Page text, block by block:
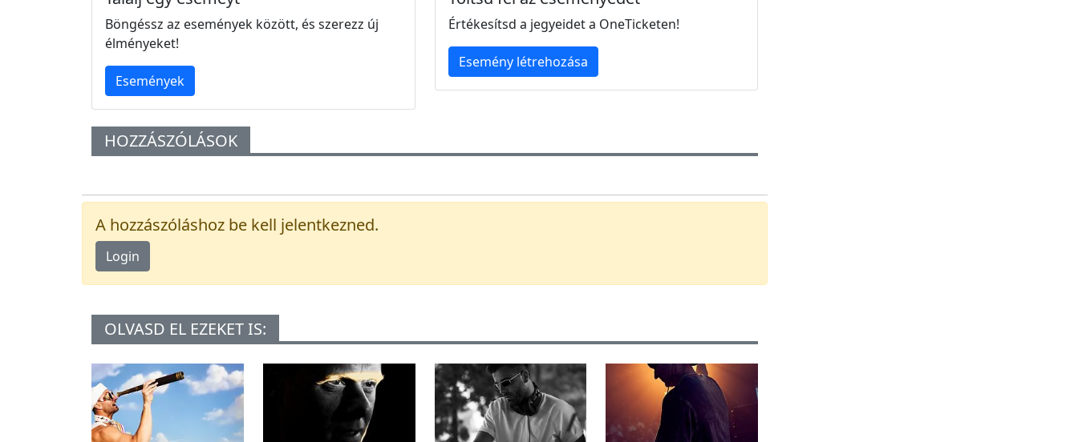
Böngéssz az események között, és szerezz új
élményeket!
Események
Értékesítsd a jegyeidet a OneTicketen!
Esemény létrehozása
HOZZÁSZÓLÁSOK
A hozzászóláshoz be kell jelentkezned.
Login
OLVASD EL EZEKET IS: